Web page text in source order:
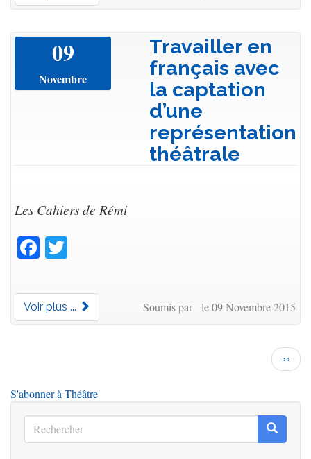
09
Novembre
Travailler en
français avec
la captation
d’une
représentation
théâtrale
Les Cahiers de Rémi
Facebook
Voir plus ... Soumis par le 09 Novembre 2015
Page
››
S'abonner à Théâtre
Rechercher
Rechercher